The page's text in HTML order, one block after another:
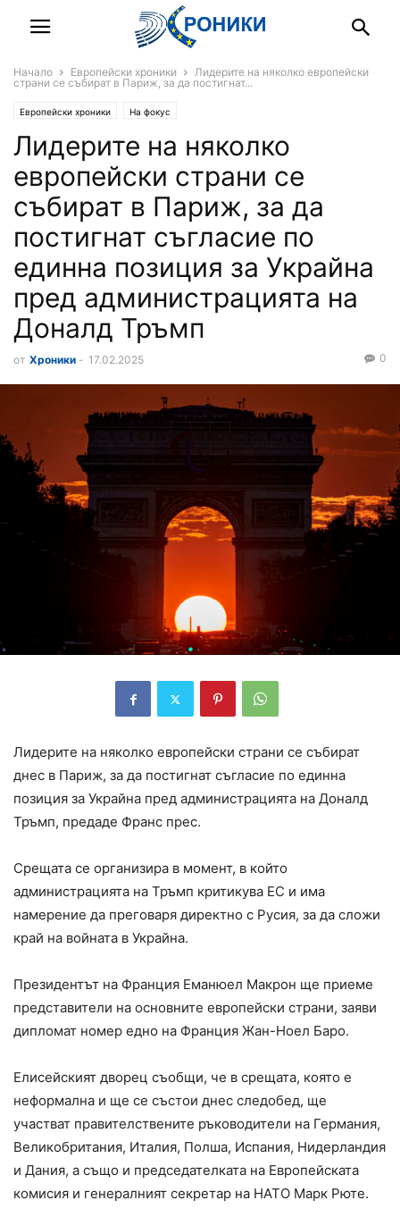
Начало Европейски хроники
Лидерите на няколко европейски
страни се събират в Париж, за да постигнат...
Европейски хроники На фокус
Лидерите на няколко
европейски страни се
събират в Париж, за да
постигнат съгласие по
единна позиция за Украйна
пред администрацията на
Доналд Тръмп
от Хроники - 17.02.2025 0
Лидерите на няколко европейски страни се събират
днес в Париж, за да постигнат съгласие по единна
позиция за Украйна пред администрацията на Доналд
Тръмп, предаде Франс прес.
Срещата се организира в момент, в който
администрацията на Тръмп критикува ЕС и има
намерение да преговаря директно с Русия, за да сложи
край на войната в Украйна.
Президентът на Франция Еманюел Макрон ще приеме
представители на основните европейски страни, заяви
дипломат номер едно на Франция Жан-Ноел Баро.
Елисейският дворец съобщи, че в срещата, която е
неформална и ще се състои днес следобед, ще
участват правителствените ръководители на Германия,
Великобритания, Италия, Полша, Испания, Нидерландия
и Дания, а също и председателката на Европейската
комисия и генералният секретар на НАТО Марк Рюте.